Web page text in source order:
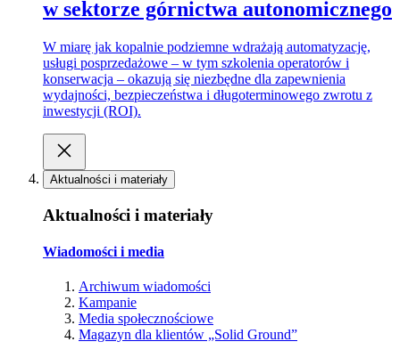
w sektorze górnictwa autonomicznego
W miarę jak kopalnie podziemne wdrażają automatyzację,
usługi posprzedażowe – w tym szkolenia operatorów i
konserwacja – okazują się niezbędne dla zapewnienia
wydajności, bezpieczeństwa i długoterminowego zwrotu z
inwestycji (ROI).
Aktualności i materiały
Aktualności i materiały
Wiadomości i media
Archiwum wiadomości
Kampanie
Media społecznościowe
Magazyn dla klientów „Solid Ground”